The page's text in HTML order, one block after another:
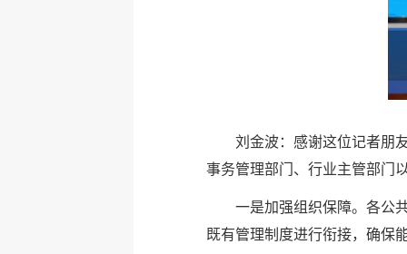
刘金波：感谢这位记者朋
事务管理部门、行业主管部门
一是加强组织保障。各公
既有管理制度进行衔接，确保